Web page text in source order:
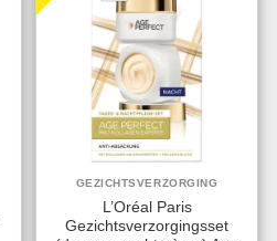
GEZICHTSVERZORGING
L’Oréal Paris
Gezichtsverzorgingsset